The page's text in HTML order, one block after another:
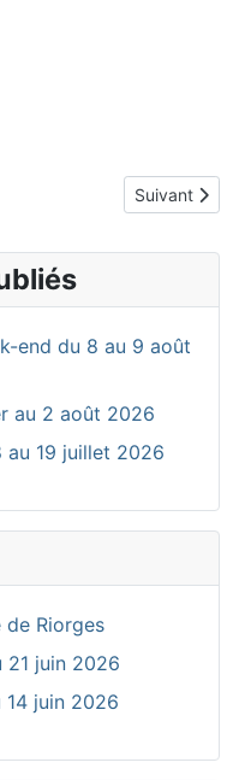
Article
Suivant
end du 8 au 9 août
au 2 août 2026
au 19 juillet 2026
Riorges
21 juin 2026
14 juin 2026